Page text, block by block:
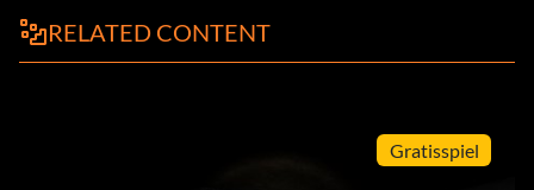
RELATED CONTENT
Gratisspiel